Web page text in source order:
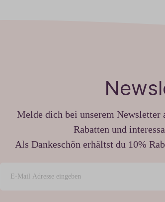
Melde dich bei unserem
Rabatten und
Als Dankeschön erhältst du 10%